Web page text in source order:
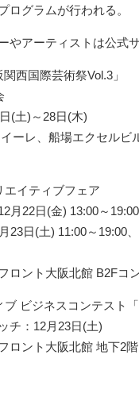
ログラムが行われる。
やアーティストは公式
関西国際芸術祭Vol.3」
(土)～28日(木)
ーレ、船場エクセルビ
エイティブフェア
月22日(金) 13:00～
23日(土) 11:00～
ロント大阪北館 B2Fコ
ビジネスコンテスト
チ：12月23日(土)
ロント大阪北館 地下2